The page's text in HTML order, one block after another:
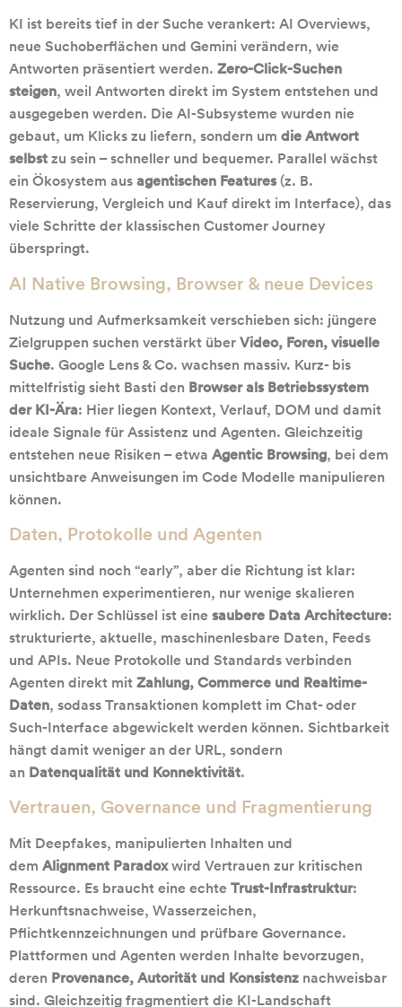
KI ist bereits tief in der Suche verankert: AI Overviews,
neue Suchoberflächen und Gemini verändern, wie
Antworten präsentiert werden. Zero-Click-Suchen
steigen, weil Antworten direkt im System entstehen und
ausgegeben werden. Die AI-Subsysteme wurden nie
gebaut, um Klicks zu liefern, sondern um die Antwort
selbstzu sein – schneller und bequemer. Parallel wächst
ein Ökosystem ausagentischen Features(z. B.
Reservierung, Vergleich und Kauf direkt im Interface), das
viele Schritte der klassischen Customer Journey
überspringt.
AI Native Browsing, Browser & neue Devices
Nutzung und Aufmerksamkeit verschieben sich: jüngere
Zielgruppen suchen verstärkt überVideo, Foren, visuelle
Suche. Google Lens & Co. wachsen massiv. Kurz- bis
mittelfristig sieht Basti den Browser als Betriebssystem
der KI-Ära: Hier liegen Kontext, Verlauf, DOM und damit
ideale Signale für Assistenz und Agenten. Gleichzeitig
entstehen neue Risiken – etwa Agentic Browsing, bei dem
unsichtbare Anweisungen im Code Modelle manipulieren
können.
Daten, Protokolle und Agenten
Agenten sind noch “early”, aber die Richtung ist klar:
Unternehmen experimentieren, nur wenige skalieren
wirklich. Der Schlüssel ist eine saubere Data Architecture:
strukturierte, aktuelle, maschinenlesbare Daten, Feeds
und APIs. Neue Protokolle und Standards verbinden
Agenten direkt mitZahlung, Commerce und Realtime-
Daten, sodass Transaktionen komplett im Chat- oder
Such-Interface abgewickelt werden können. Sichtbarkeit
hängt damit weniger an der URL, sondern
an Datenqualität und Konnektivität.
Vertrauen, Governance und Fragmentierung
Mit Deepfakes, manipulierten Inhalten und
dem Alignment Paradoxwird Vertrauen zur kritischen
Ressource. Es braucht eine echte Trust-Infrastruktur:
Herkunftsnachweise, Wasserzeichen,
Pflichtkennzeichnungen und prüfbare Governance.
Plattformen und Agenten werden Inhalte bevorzugen,
deren Provenance, Autorität und Konsistenz nachweisbar
sind. Gleichzeitig fragmentiert die KI-Landschaft